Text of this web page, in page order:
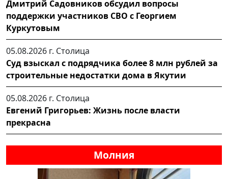
Дмитрий Садовников обсудил вопросы
поддержки участников СВО с Георгием
Куркутовым
05.08.2026 г. Столица
Суд взыскал с подрядчика более 8 млн рублей за
строительные недостатки дома в Якутии
05.08.2026 г. Столица
Евгений Григорьев: Жизнь после власти
прекрасна
Молния